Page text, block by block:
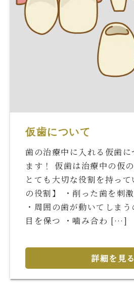
仮歯について
歯の治療中に入れる仮歯
ます！ 仮歯は治療中の仮
とても大切な役割を持っ
の役割】 ・削った歯を刺
・周囲の歯が動いてしま
目を保つ ・噛み合わ […]
詳細を見る